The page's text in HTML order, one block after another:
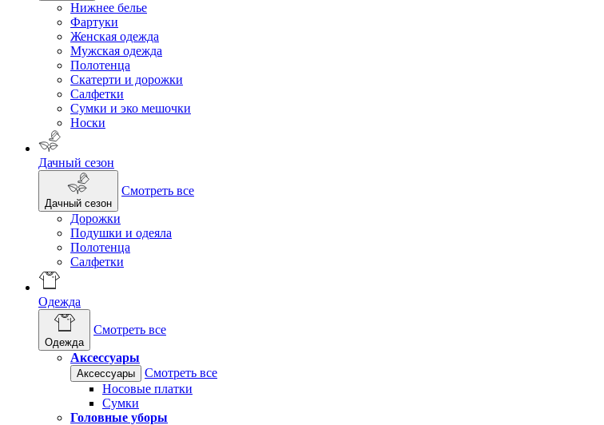
Нижнее белье
Фартуки
Женская одежда
Мужская одежда
Полотенца
Скатерти и дорожки
Салфетки
Сумки и эко мешочки
Носки
Дачный сезон
Дачный сезон
Смотреть все
Дорожки
Подушки и одеяла
Полотенца
Салфетки
Одежда
Одежда
Смотреть все
Аксессуары
Аксессуары
Смотреть все
Носовые платки
Сумки
Головные уборы